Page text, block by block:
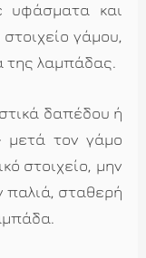
υφάσματα και
γάμου,
της λαμπάδας.
δαπέδου ή
μετά τον γάμο
στοιχείο, μην
παλιά, σταθερή